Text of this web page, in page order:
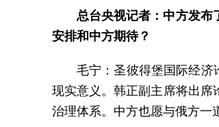
总台央视记者：中方发布
安排和中方期待？
毛宁：圣彼得堡国际经济
现实意义。韩正副主席将出席
治理体系。中方也愿与俄方一